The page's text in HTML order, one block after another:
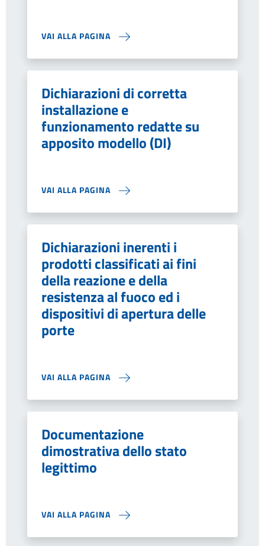
VAI ALLA PAGINA
Dichiarazioni di corretta
installazione e
funzionamento redatte su
apposito modello (DI)
VAI ALLA PAGINA
Dichiarazioni inerenti i
prodotti classificati ai fini
della reazione e della
resistenza al fuoco ed i
dispositivi di apertura delle
porte
VAI ALLA PAGINA
Documentazione
dimostrativa dello stato
legittimo
VAI ALLA PAGINA